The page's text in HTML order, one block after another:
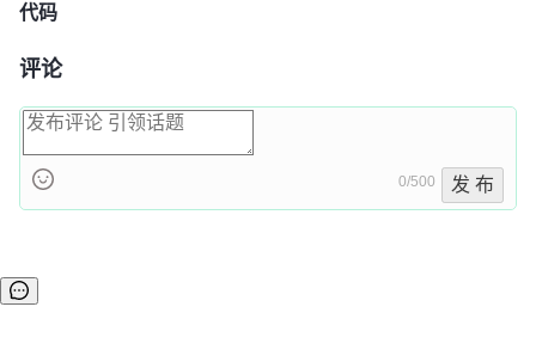
代码
评论
0/500 发 布